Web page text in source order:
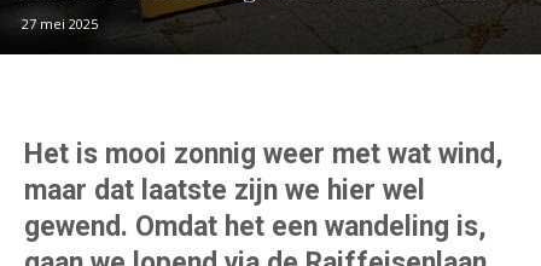
27 mei 2025
Het is mooi zonnig weer met wat wind,
maar dat laatste zijn we hier wel
gewend. Omdat het een wandeling is,